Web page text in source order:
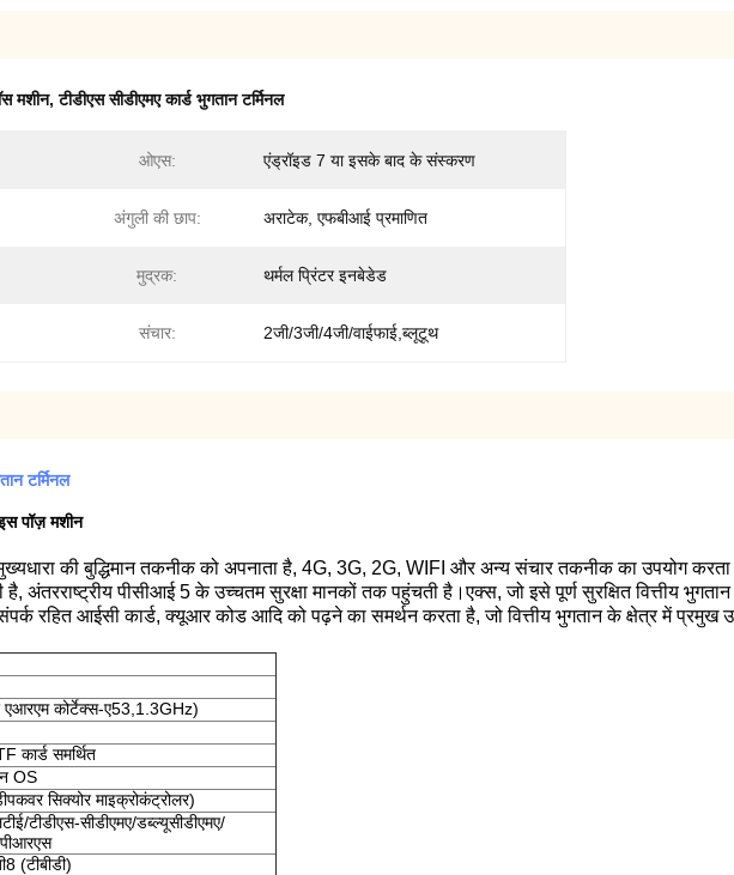
मशीन,टीडीएस सीडीएमए कार्ड भुगतान टर्मिनल
ओएस: एंड्रॉइड 7 या इसके बाद के संस्करण
अंगुली की छाप: अराटेक, एफबीआई प्रमाणित
मुद्रक: थर्मल प्रिंटर इनबेडेड
संचार: 2जी/3जी/4जी/वाईफाई,ब्लूटूथ
टर्मिनल
पॉज़ मशीन
की बुद्धिमान तकनीक को अपनाता है, 4G, 3G, 2G, WIFI और अन्य संचार तकनीक का उपयोग
पीसीआई 5 के उच्चतम सुरक्षा मानकों तक पहुंचती है।एक्स, जो इसे पूर्ण सुरक्षित वित्तीय भुगतान
रहित आईसी कार्ड, क्यूआर कोड आदि को पढ़ने का समर्थन करता है, जो वित्तीय भुगतान के क्षेत्र में प्रमुख
एआरएम कोर्टेक्स-ए53,1.3GHz)
कार्ड समर्थित
OS
सिक्योर माइक्रोकंट्रोलर)
टीडीएस-सीडीएमए/डब्ल्यूसीडीएमए/
(टीबीडी)